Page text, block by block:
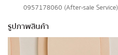
0957178060 (After-sale Service)
รูปภาพสินค้า